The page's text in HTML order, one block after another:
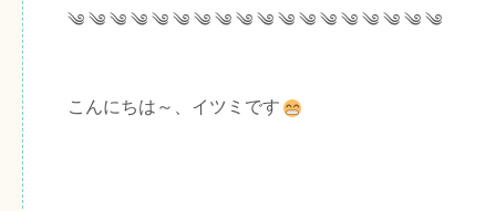
༄ ༄ ༄ ༄ ༄ ༄ ༄ ༄ ༄ ༄ ༄ ༄ ༄ ༄ ༄ ༄ ༄ ༄
こんにちは～、イツミです